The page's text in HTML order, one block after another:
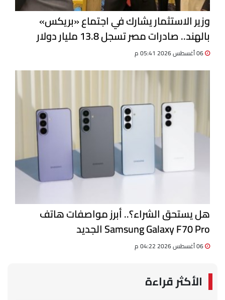
وزير الاستثمار يشارك في اجتماع «بريكس»
بالهند.. صادرات مصر تسجل 13.8 مليار دولار
هل يستحق الشراء؟.. أبرز مواصفات هاتف
Samsung Galaxy F70 Pro الجديد
الأكثر قراءة